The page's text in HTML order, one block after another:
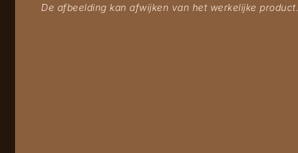
De afbeelding kan afwijken van het werkelijke product.